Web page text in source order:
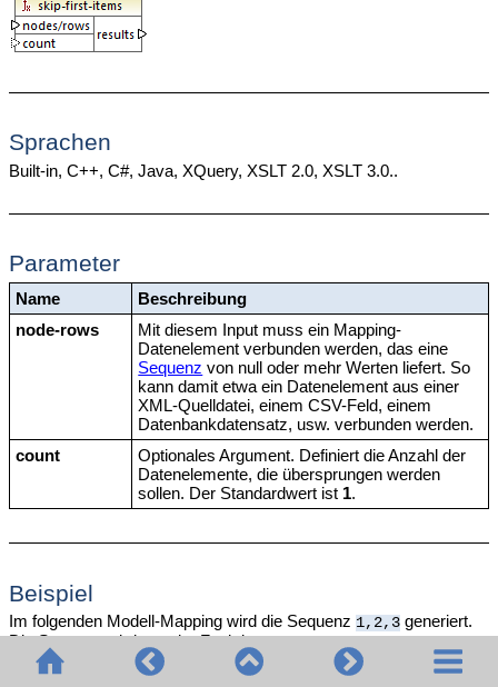
Sprachen
Built-in, C++, C#, Java, XQuery, XSLT 2.0, XSLT 3.0..
Parameter
Name
Beschreibung
node-rows
Mit diesem Input muss ein Mapping-
Datenelement verbunden werden, das eine
Sequenz von null oder mehr Werten liefert. So
kann damit etwa ein Datenelement aus einer
XML-Quelldatei, einem CSV-Feld, einem
Datenbankdatensatz, usw. verbunden werden.
count
Optionales Argument. Definiert die Anzahl der
Datenelemente, die übersprungen werden
sollen. Der Standardwert ist 1.
Beispiel
Im folgenden Modell-Mapping wird die Sequenz 1,2,3generiert.
Die Sequenz wird von der Funktion skip-first-items
verarbeitet und das Ergebnis wird in eine XML-Zieldatei
geschrieben.